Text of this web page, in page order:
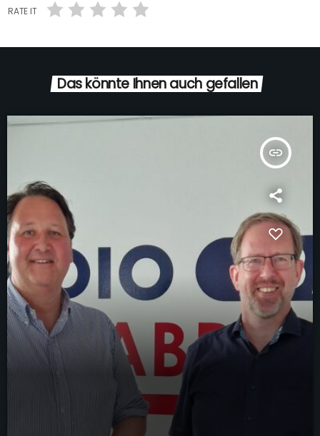
RATE IT
Das könnte Ihnen auch gefallen
insert_link